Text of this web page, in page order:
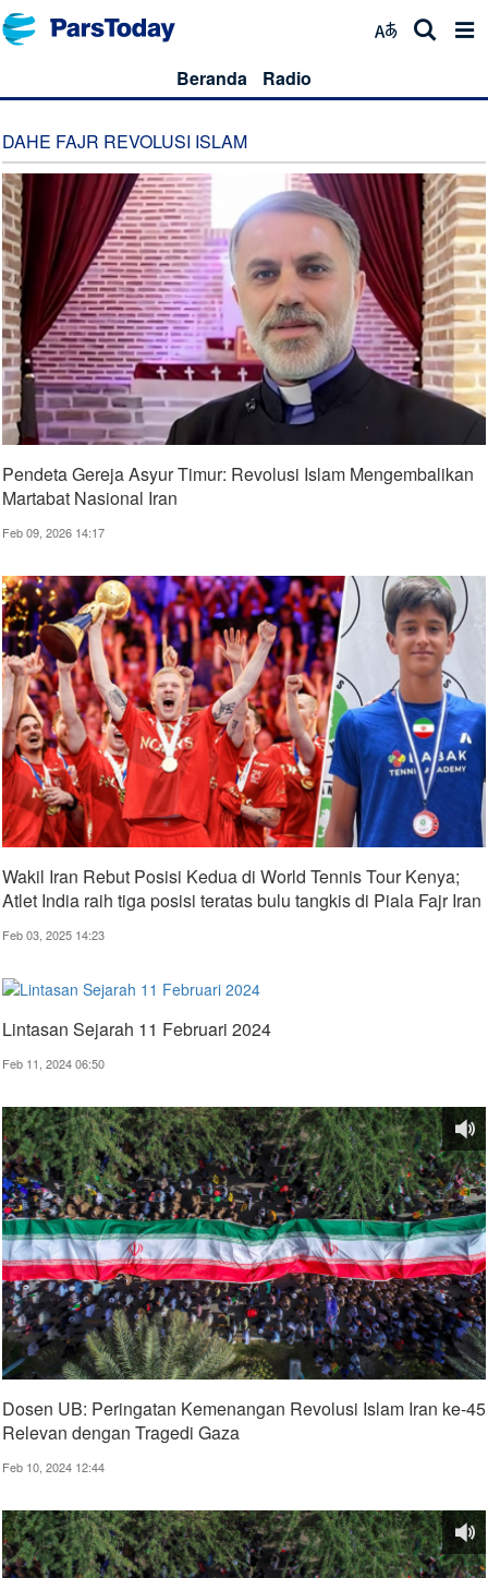
Beranda Radio
DAHE FAJR REVOLUSI ISLAM
Pendeta Gereja Asyur Timur: Revolusi Islam Mengembalikan
Martabat Nasional Iran
Feb 09, 2026 14:17
Wakil Iran Rebut Posisi Kedua di World Tennis Tour Kenya;
Atlet India raih tiga posisi teratas bulu tangkis di Piala Fajr Iran
Feb 03, 2025 14:23
Lintasan Sejarah 11 Februari 2024
Feb 11, 2024 06:50
Dosen UB: Peringatan Kemenangan Revolusi Islam Iran ke-45
Relevan dengan Tragedi Gaza
Feb 10, 2024 12:44